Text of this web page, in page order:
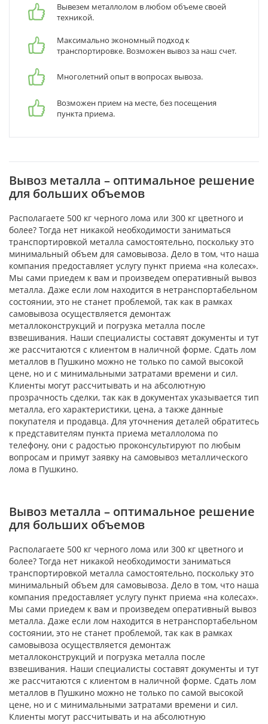
Вывоз металла – оптимальное решение
для больших объемов
Располагаете 500 кг черного лома или 300 кг цветного и
более? Тогда нет никакой необходимости заниматься
транспортировкой металла самостоятельно, поскольку это
минимальный объем для самовывоза. Дело в том, что наша
компания предоставляет услугу пункт приема «на колесах».
Мы сами приедем к вам и произведем оперативный вывоз
металла. Даже если лом находится в нетранспортабельном
состоянии, это не станет проблемой, так как в рамках
самовывоза осуществляется демонтаж
металлоконструкций и погрузка металла после
взвешивания. Наши специалисты составят документы и тут
же рассчитаются с клиентом в наличной форме. Сдать лом
металлов в Пушкино можно не только по самой высокой
цене, но и с минимальными затратами времени и сил.
Клиенты могут рассчитывать и на абсолютную
прозрачность сделки, так как в документах указывается тип
металла, его характеристики, цена, а также данные
покупателя и продавца. Для уточнения деталей обратитесь
к представителям пункта приема металлолома по
телефону, они с радостью проконсультируют по любым
вопросам и примут заявку на самовывоз металлического
лома в Пушкино.
Вывезем металлолом в любом объеме своей
техникой.
Максимально экономный подход к
транспортировке. Возможен вывоз за наш счет.
Многолетний опыт в вопросах вывоза.
Возможен прием на месте, без посещения
пункта приема.
Вывоз металла – оптимальное решение
для больших объемов
Располагаете 500 кг черного лома или 300 кг цветного и
более? Тогда нет никакой необходимости заниматься
транспортировкой металла самостоятельно, поскольку это
минимальный объем для самовывоза. Дело в том, что наша
компания предоставляет услугу пункт приема «на колесах».
Мы сами приедем к вам и произведем оперативный вывоз
металла. Даже если лом находится в нетранспортабельном
состоянии, это не станет проблемой, так как в рамках
самовывоза осуществляется демонтаж
металлоконструкций и погрузка металла после
взвешивания. Наши специалисты составят документы и тут
же рассчитаются с клиентом в наличной форме. Сдать лом
металлов в Пушкино можно не только по самой высокой
цене, но и с минимальными затратами времени и сил.
Клиенты могут рассчитывать и на абсолютную